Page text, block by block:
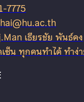
7775
เธียรชัย พันธ์คง
เซ็น ทุกคนทำได้ ทำง่